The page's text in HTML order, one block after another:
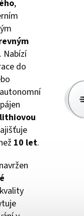
,
. Nabízí
do
10 let.